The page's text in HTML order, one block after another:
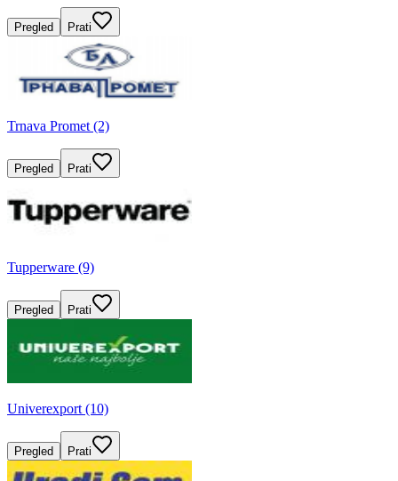
Pregled Prati
Trnava Promet (2)
Pregled Prati
Tupperware (9)
Pregled Prati
Univerexport (10)
Pregled Prati